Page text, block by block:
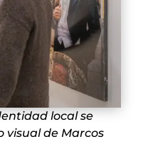
local se
visual de Marcos